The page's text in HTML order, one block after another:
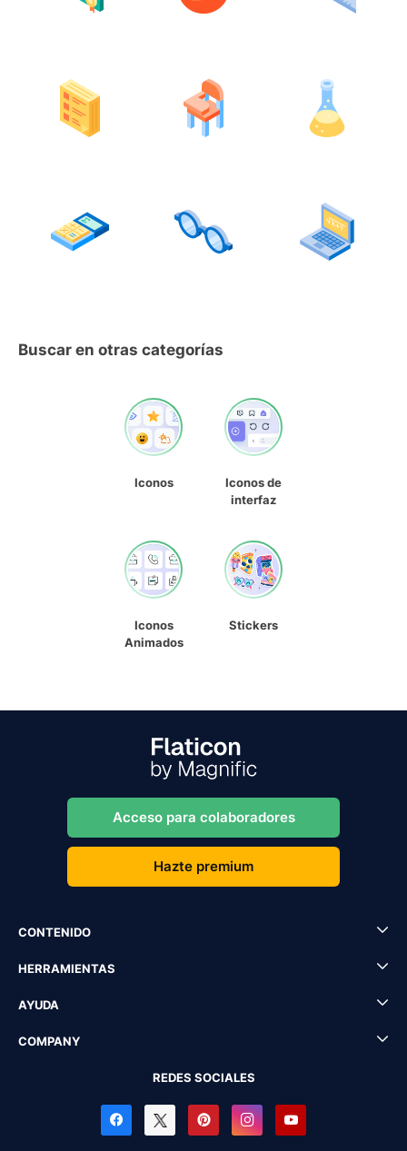
Buscar en otras categorías
Iconos
Iconos de
interfaz
Iconos
Animados
Stickers
Acceso para colaboradores
Hazte premium
CONTENIDO
HERRAMIENTAS
AYUDA
COMPANY
REDES SOCIALES